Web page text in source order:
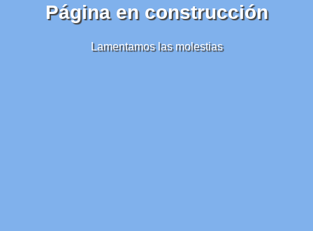
Página en construcción
Lamentamos las molestias